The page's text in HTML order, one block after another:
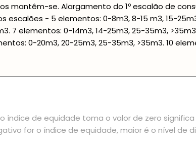
mantêm-se. Alargamento do 1º escalão de
escalões - 5 elementos: 0-8m3, 8-15 m3, 15-
7 elementos: 0-14m3, 14-25m3, 25-35m3,
0-20m3, 20-25m3, 25-35m3, >35m3. 10
índice de equidade toma o valor de zero
for o índice de equidade, maior é o nível de